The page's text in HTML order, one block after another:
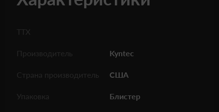
ТТХ
Производитель Kyntec
Страна производитель США
Упаковка Блистер